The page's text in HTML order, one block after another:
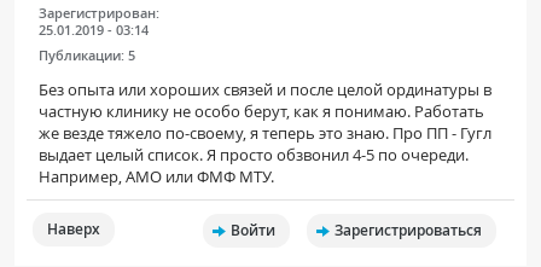
Зарегистрирован:
25.01.2019 - 03:14
Публикации: 5
Без опыта или хороших связей и после целой ординатуры в
частную клинику не особо берут, как я понимаю. Работать
же везде тяжело по-своему, я теперь это знаю. Про ПП - Гугл
выдает целый список. Я просто обзвонил 4-5 по очереди.
Например, АМО или ФМФ МТУ.
Наверх Войти Зарегистрироваться